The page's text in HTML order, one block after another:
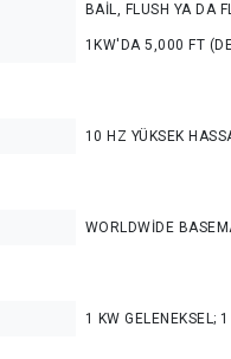
BAİL, FLUSH YA DA
1KW'DA 5,000 FT
10 HZ YÜKSEK
WORLDWİDE
1 KW GELENEKSEL;